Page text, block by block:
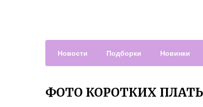
Новости Подборки Новинки
ФОТО КОРОТКИХ